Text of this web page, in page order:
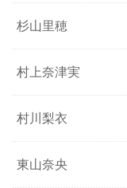
杉山里穂
村上奈津実
村川梨衣
東山奈央